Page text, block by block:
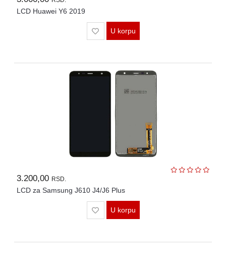
LCD Huawei Y6 2019
U korpu
3.200,00 RSD.
LCD za Samsung J610 J4/J6 Plus
U korpu